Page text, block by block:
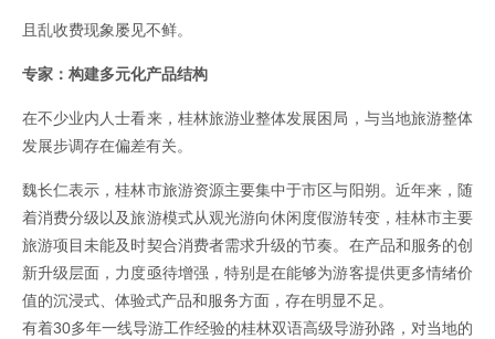
且乱收费现象屡见不鲜。
专家：构建多元化产品结构
在不少业内人士看来，桂林旅游业整体发展困局，与当地旅游整体
发展步调存在偏差有关。
魏长仁表示，桂林市旅游资源主要集中于市区与阳朔。近年来，随
着消费分级以及旅游模式从观光游向休闲度假游转变，桂林市主要
旅游项目未能及时契合消费者需求升级的节奏。在产品和服务的创
新升级层面，力度亟待增强，特别是在能够为游客提供更多情绪价
值的沉浸式、体验式产品和服务方面，存在明显不足。
有着30多年一线导游工作经验的桂林双语高级导游孙路，对当地的